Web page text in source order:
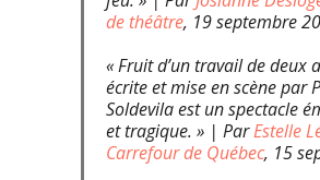
de théâtre, 19 septembre
« Fruit d’un travail de deux
écrite et mise en scène par
Soldevila est un spectacle
et tragique. » | ParEstelle
Carrefour de Québec, 15